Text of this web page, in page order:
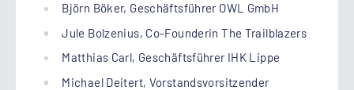
Björn Böker, Geschäftsführer OWL GmbH
Jule Bolzenius, Co-Founderin The Trailblazers
Matthias Carl, Geschäftsführer IHK Lippe
Michael Deitert, Vorstandsvorsitzender